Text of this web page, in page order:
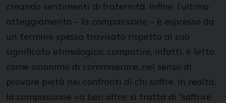
creando sentimenti di fraternità. Infine, l’ultimo
atteggiamento – la compassione – è espresso da
un termine spesso travisato rispetto al suo
significato etimologico: compatire, infatti, è letto
come sinonimo di commiserare, nel senso di
provare pietà nei confronti di chi soffre. In realtà,
la compassione va ben oltre: si tratta di “soffrire